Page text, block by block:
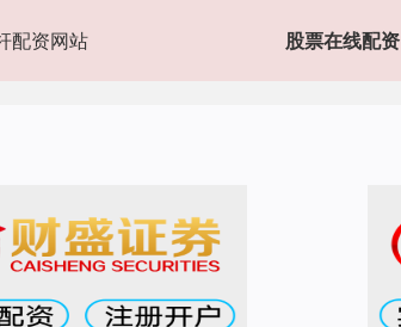
配资网站 股票在线配资